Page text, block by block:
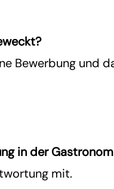
Bewerbung und
in der
mit.